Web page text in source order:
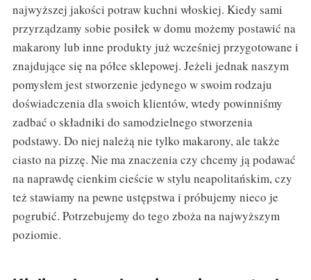
najwyższej jakości potraw kuchni włoskiej. Kiedy sami
przyrządzamy sobie posiłek w domu możemy postawić na
makarony lub inne produkty już wcześniej przygotowane i
znajdujące się na półce sklepowej. Jeżeli jednak naszym
pomysłem jest stworzenie jedynego w swoim rodzaju
doświadczenia dla swoich klientów, wtedy powinniśmy
zadbać o składniki do samodzielnego stworzenia
podstawy. Do niej należą nie tylko makarony, ale także
ciasto na pizzę. Nie ma znaczenia czy chcemy ją podawać
na naprawdę cienkim cieście w stylu neapolitańskim, czy
też stawiamy na pewne ustępstwa i próbujemy nieco je
pogrubić. Potrzebujemy do tego zboża na najwyższym
poziomie.